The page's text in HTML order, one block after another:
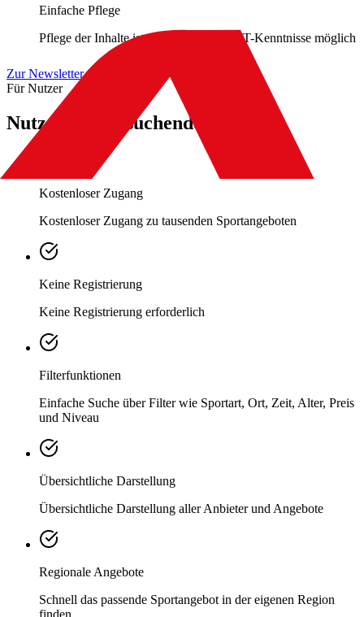
Einfache Pflege
Pflege der Inhalte ist einfach und ohne IT-Kenntnisse möglich
Zur Newsletter-Anmeldung
Für Nutzer
Nutzer / Sportsuchende
Kostenloser Zugang
Kostenloser Zugang zu tausenden Sportangeboten
Keine Registrierung
Keine Registrierung erforderlich
Filterfunktionen
Einfache Suche über Filter wie Sportart, Ort, Zeit, Alter, Preis
und Niveau
Übersichtliche Darstellung
Übersichtliche Darstellung aller Anbieter und Angebote
Regionale Angebote
Schnell das passende Sportangebot in der eigenen Region
finden